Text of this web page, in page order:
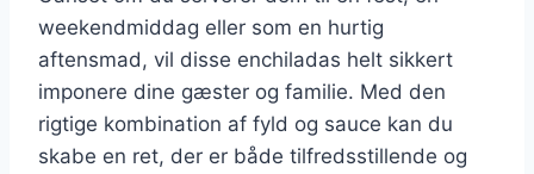
weekendmiddag eller som en hurtig
aftensmad, vil disse enchiladas helt sikkert
imponere dine gæster og familie. Med den
rigtige kombination af fyld og sauce kan du
skabe en ret, der er både tilfredsstillende og